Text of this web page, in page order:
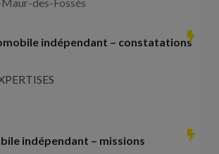
des-Fossés
indépendant – constatations
indépendant – missions